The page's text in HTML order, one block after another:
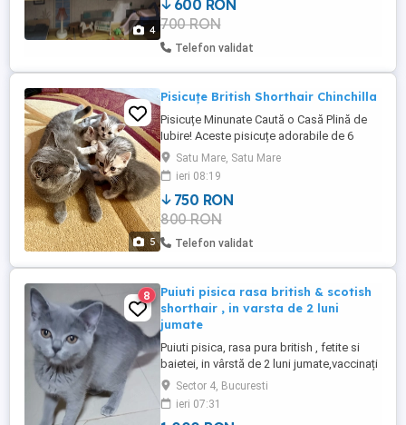
4
afectuoase și obișnuite cu oamenii Își
caută familii responsabile, care să le ofere
dragoste ...
600 RON
700 RON
Telefon validat
5
Pisicuțe British Shorthair Chinchilla
Pisicuțe Minunate Caută o Casă Plină de
Iubire! Aceste pisicuțe adorabile de 6
săptămâni sunt în căutarea unei familii
care să le ofere grijă, joacă și multă
afecțiune. Sunt jucăușe, curioase și se
înțeleg bine cu oamenii și cu alte pisici.
Despre ele: doua dive și doi motani foarte
frumoși ...
Satu Mare, Satu Mare
ieri 08:19
750 RON
800 RON
Telefon validat
8
Puiuti pisica rasa british & scotish
shorthair , in varsta de 2 luni
jumate
Puiuti pisica, rasa pura british , fetite si
baietei, in vârstă de 2 luni jumate,vaccinați
și deparazitați conform vârstei, își cauta
căsuța.Sunt iubitori și sociabili cu copii,
acest lucru datorandu-se creșterii in casa
Sector 4, Bucuresti
ieri 07:31